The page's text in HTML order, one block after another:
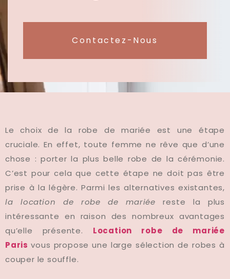
Contactez-Nous
Le choix de la robe de mariée est une étape
cruciale. En effet, toute femme ne rêve que d’une
chose : porter la plus belle robe de la cérémonie.
C’est pour cela que cette étape ne doit pas être
prise à la légère. Parmi les alternatives existantes,
la location de robe de mariée reste la plus
intéressante en raison des nombreux avantages
qu’elle présente. Location robe de mariée
Paris vous propose une large sélection de robes à
couper le souffle.